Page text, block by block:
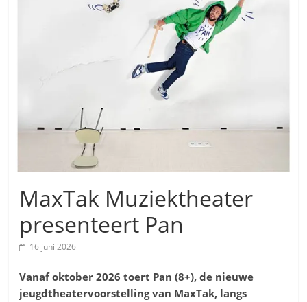
MaxTak Muziektheater
presenteert Pan
16 juni 2026
Vanaf oktober 2026 toert Pan (8+), de nieuwe
jeugdtheatervoorstelling van MaxTak, langs